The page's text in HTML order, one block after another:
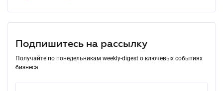
Подпишитесь на рассылку
Получайте по понедельникам weekly-digest о ключевых событиях
бизнеса